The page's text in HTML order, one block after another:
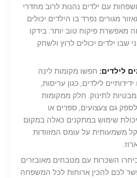
עם ילדים נהנות לרוב מחדרי
מגורים נפרד בו הילדים יכולים
מאפשרת פיקוח טוב יותר. בידקו
שבו ילדים יכולים לרוץ ולשחק
לילדים: חפשו מקומות לינה
לילדים, כגון עריסות,
לתינוק. חלק ממקומות
גם צעצועים, ספרים או
שימוש במתקנים כאלה במקום
משמעותית על עומס המזוודות
השכרות עם מטבחים מאובזרים
לכם להכין ארוחות לכל המשפחה